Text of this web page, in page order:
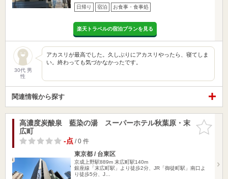
日帰り 宿泊 お食事・食事処
楽天トラベルの宿泊プランを見る
30代 男
性
アカスリが最高でした。久しぶりにアカスリやったら、寝てしま
い。終わっても気づかなかったです。
関連情報から探す
お気に入
りに追加
高濃度炭酸泉 藍染の湯 スーパーホテル秋葉原・末
広町
-点/ 0 件
東京都 / 台東区
京成上野駅889m 末広町駅140m
銀座線「末広町駅」より徒歩2分、JR「御徒町駅」南口よ
り徒歩5分、J…